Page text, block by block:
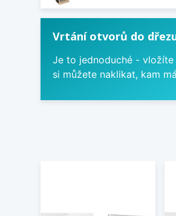
Vrtání otvorů do
Je to jednoduché -
si můžete naklikat, kam